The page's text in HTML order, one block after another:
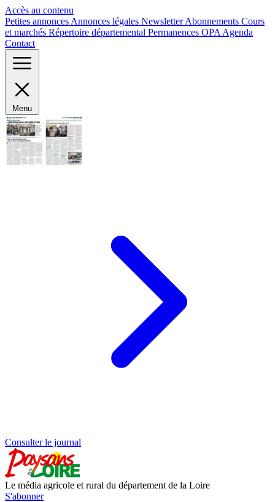
Accès au contenu
Petites annonces Annonces légales NewsletterAbonnements Cours
et marchés Répertoire départemental Permanences OPA Agenda
Contact
Menu
Consulter le journal
Le média agricole et rural du département de la Loire
S'abonner
Panneau de gestion des cookies